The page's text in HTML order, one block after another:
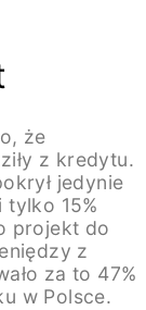
że
z kredytu.
jedynie
15%
projekt do
z
za to 47%
w Polsce.